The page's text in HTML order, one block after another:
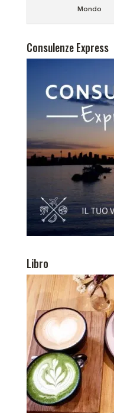
Mondo
Consulenze Express
Libro